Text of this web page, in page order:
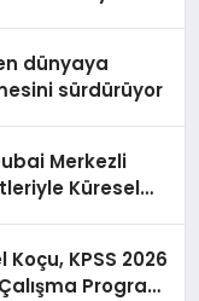
dünyaya
sürdürüyor
Merkezli
Küresel
KPSS 2026
Programı